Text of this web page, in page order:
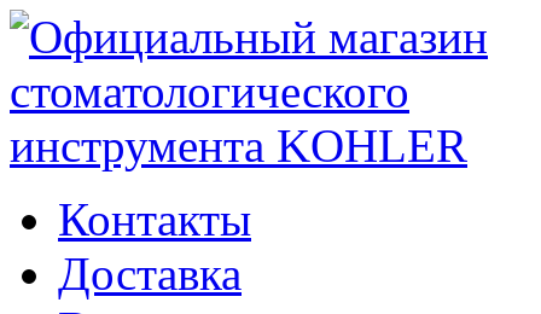
Контакты
Доставка